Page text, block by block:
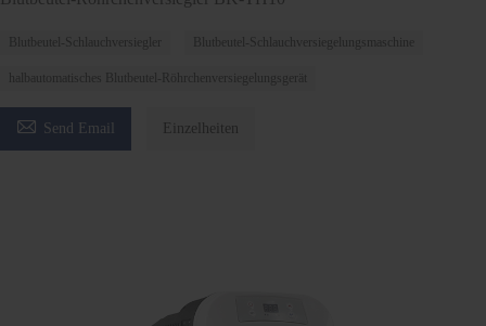
Blutbeutel-Schlauchversiegler Blutbeutel-Schlauchversiegelungsmaschine
halbautomatisches Blutbeutel-Röhrchenversiegelungsgerät
 Send Email Einzelheiten